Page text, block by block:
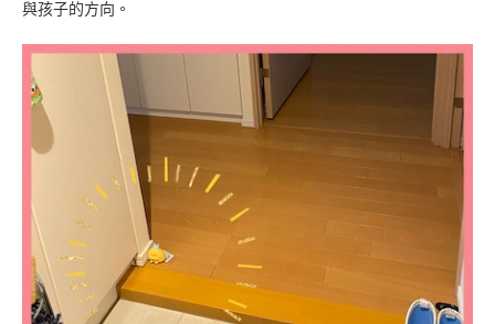
與孩子的方向。